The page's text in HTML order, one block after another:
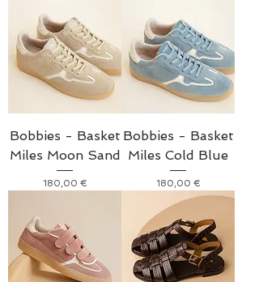
Bobbies - Basket
Miles Moon Sand
Prix
180,00 €
Bobbies - Basket
Miles Cold Blue
Prix
180,00 €